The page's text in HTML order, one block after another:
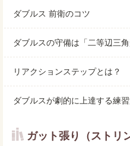
ダブルス 前衛のコツ
ダブルスの守備は「二等辺三
リアクションステップとは？
ダブルスが劇的に上達する練
ガット張り（ストリ